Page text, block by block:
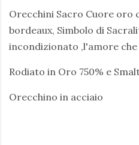
Orecchini Sacro Cuore oro
bordeaux, Simbolo di
incondizionato ,l'amore
Rodiato in Oro 750% e
Orecchino in acciaio